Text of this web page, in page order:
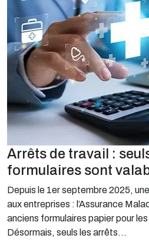
Arrêts de travail :
formulaires sont
Depuis le 1er septembre 2025,
aux entreprises : l’Assurance
anciens formulaires papier pour
Désormais, seuls les arrêts...